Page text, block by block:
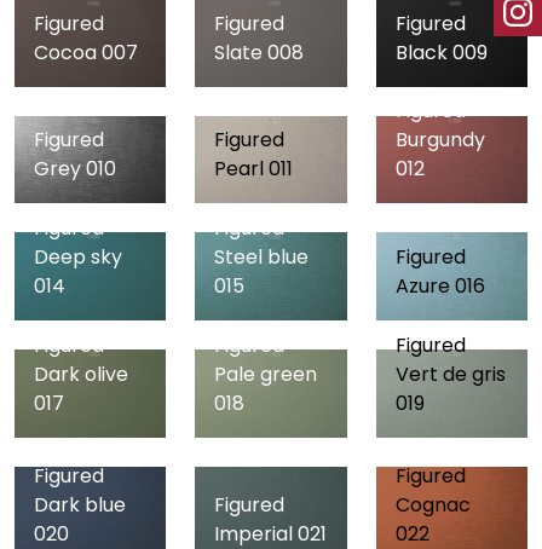
Figured
Cocoa 007
Figured
Slate 008
Figured
Black 009
Figured
Grey 010
Figured
Pearl 011
Figured
Burgundy
012
Figured
Deep sky
014
Figured
Steel blue
015
Figured
Azure 016
Figured
Dark olive
017
Figured
Pale green
018
Figured
Vert de gris
019
Figured
Dark blue
020
Figured
Imperial 021
Figured
Cognac
022